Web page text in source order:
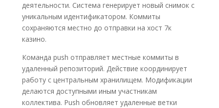
деятельности. Система генерирует новый снимок с
уникальным идентификатором. Коммиты
сохраняются местно до отправки на хост 7к
казино.
Команда push отправляет местные коммиты в
удаленный репозиторий. Действие координирует
работу с центральным хранилищем. Модификации
делаются доступными иным участникам
коллектива. Push обновляет удаленные ветки